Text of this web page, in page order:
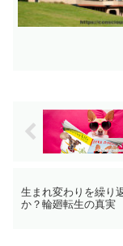
生まれ変わりを繰り
か？輪廻転生の真実